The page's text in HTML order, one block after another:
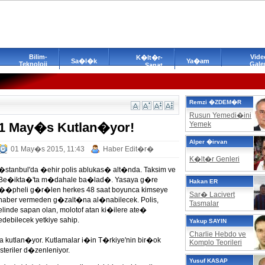
Bilim-
Teknoloji
Sa�l�k
K�lt�r-
Sanat
Ya�am
May�s Kutlan�yor!
01 May�s 2015, 11:43 Haber Edit�r�
�ehir polis ablukas� alt�nda. Taksim ve
Be�ikta�'ta m�dahale ba�lad�. Yasaya g�re
g�r�len herkes 48 saat boyunca kimseye
vermeden g�zalt�na al�nabilecek. Polis,
sapan olan, molotof atan ki�ilere ate�
yetkiye sahip.
Kutlamalar i�in T�rkiye'nin bir�ok
d�zenleniyor.
Remzi �ZDEM�R
Rusun Yemedi�ini
Yemek
Alper �irvan
K�lt�r Genleri
Hakan ER
Sar� Lacivert
Tasmalar
Yakup SAYIN
Charlie Hebdo ve
Komplo Teorileri
Yusuf KASAP